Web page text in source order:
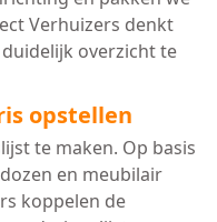
Verhuizers denkt
overzicht te
opstellen
te maken. Op basis
en meubilair
koppelen de